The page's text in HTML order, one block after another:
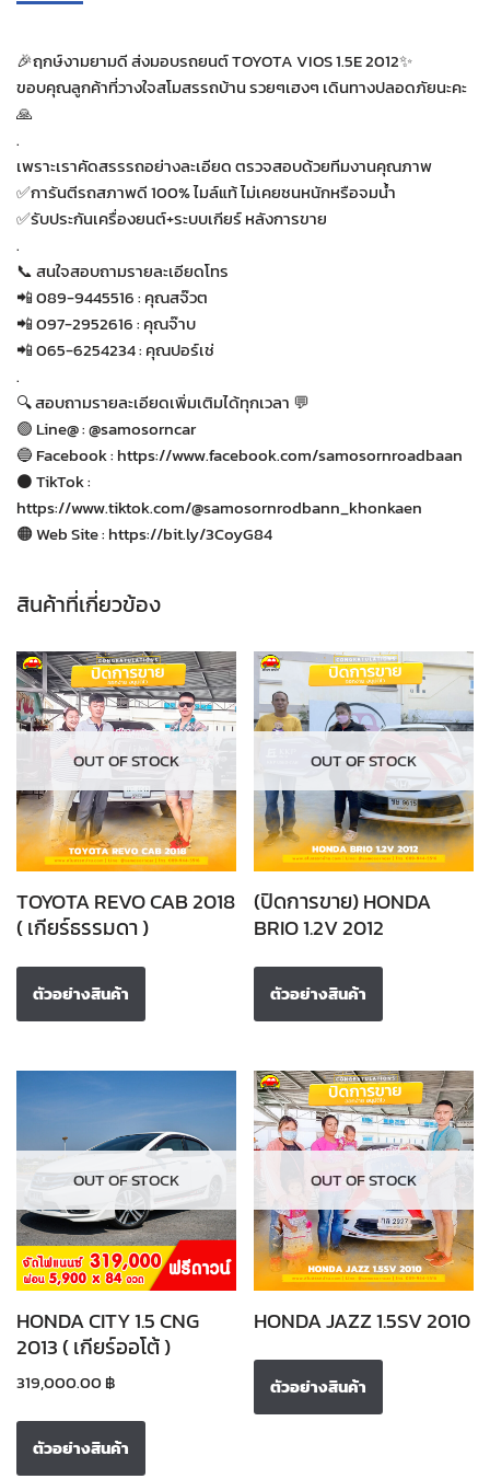
🎉ฤกษ์งามยามดี ส่งมอบรถยนต์ TOYOTA VIOS 1.5E 2012✨
ขอบคุณลูกค้าที่วางใจสโมสรรถบ้าน รวยๆเฮงๆ เดินทางปลอดภัยนะคะ
🙏
.
เพราะเราคัดสรรรถอย่างละเอียด ตรวจสอบด้วยทีมงานคุณภาพ
✅การันตีรถสภาพดี 100% ไมล์แท้ ไม่เคยชนหนักหรือจมน้ำ
✅รับประกันเครื่องยนต์+ระบบเกียร์ หลังการขาย
.
📞 สนใจสอบถามรายละเอียดโทร
📲 089-9445516 : คุณสจ๊วต
📲 097-2952616 : คุณจ๊าบ
📲 065-6254234 : คุณปอร์เช่
.
🔍 สอบถามรายละเอียดเพิ่มเติมได้ทุกเวลา 💬
🟢 Line@ : @samosorncar
🔵 Facebook : https://www.facebook.com/samosornroadbaan
⚫️ TikTok :
https://www.tiktok.com/@samosornrodbann_khonkaen
🟠 Web Site : https://bit.ly/3CoyG84
สินค้าที่เกี่ยวข้อง
OUT OF STOCK
TOYOTA REVO CAB 2018
( เกียร์ธรรมดา )
ตัวอย่างสินค้า
OUT OF STOCK
(ปิดการขาย) HONDA
BRIO 1.2V 2012
ตัวอย่างสินค้า
OUT OF STOCK
HONDA CITY 1.5 CNG
2013 ( เกียร์ออโต้ )
319,000.00 ฿
ตัวอย่างสินค้า
OUT OF STOCK
HONDA JAZZ 1.5SV 2010
ตัวอย่างสินค้า